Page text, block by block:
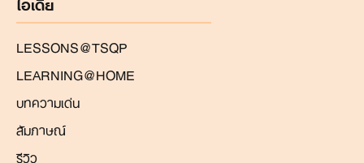
LESSONS@TSQP
LEARNING@HOME
บทความเด่น
สัมภาษณ์
รีวิว